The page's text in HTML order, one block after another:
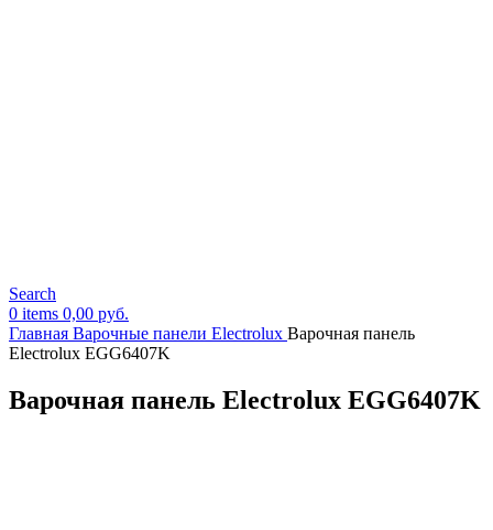
Search
0 items 0,00 руб.
Главная Варочные панели Electrolux Варочная панель
Electrolux EGG6407K
Варочная панель Electrolux EGG6407K